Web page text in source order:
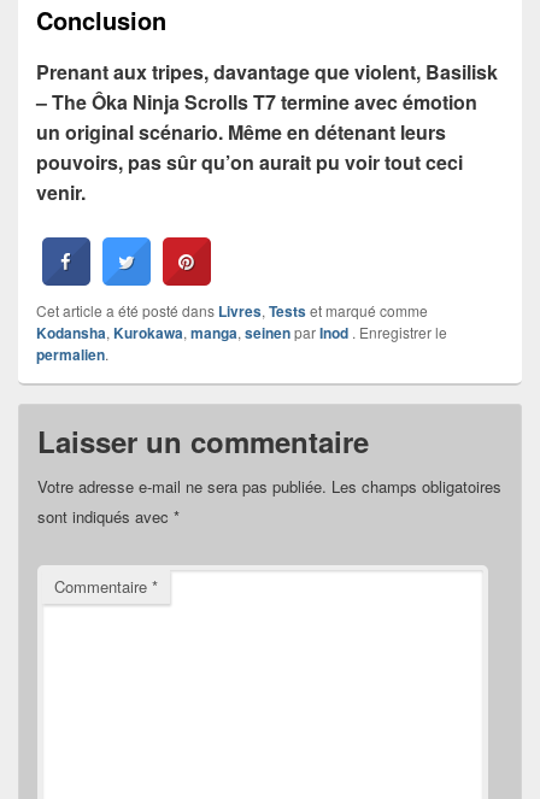
Conclusion
Prenant aux tripes, davantage que violent, Basilisk
– The Ôka Ninja Scrolls T7 termine avec émotion
un original scénario. Même en détenant leurs
pouvoirs, pas sûr qu’on aurait pu voir tout ceci
venir.
Cet article a été posté dans Livres, Testset marqué comme
Kodansha, Kurokawa, manga, seinenparInod . Enregistrer le
permalien.
Laisser un commentaire
Votre adresse e-mail ne sera pas publiée. Les champs obligatoires
sont indiqués avec *
Commentaire *